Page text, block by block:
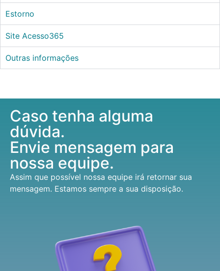
Estorno
Site Acesso365
Outras informações
Caso tenha alguma
dúvida.
Envie mensagem para
nossa equipe.
Assim que possível nossa equipe irá retornar sua
mensagem. Estamos sempre a sua disposição.